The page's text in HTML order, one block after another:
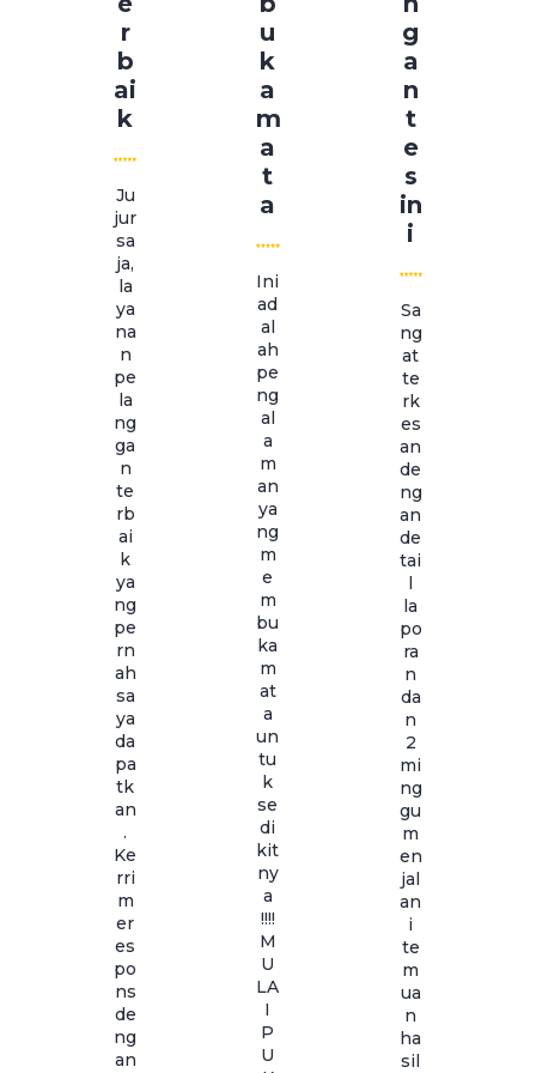
r
b
ai
k
Ju
jur
sa
ja,
la
ya
na
n
pe
la
ng
ga
n
te
rb
ai
k
ya
ng
pe
rn
ah
sa
ya
da
pa
tk
an
.
Ke
rri
m
er
es
po
ns
de
ng
an
u
k
a
m
a
t
a
Ini
ad
al
ah
pe
ng
al
a
m
an
ya
ng
m
e
m
bu
ka
m
at
a
un
tu
k
se
di
kit
ny
a
!!!!
M
U
LA
I
P
U
g
a
n
t
e
s
in
i
Sa
ng
at
te
rk
es
an
de
ng
an
de
tai
l
la
po
ra
n
da
n
2
mi
ng
gu
m
en
jal
an
i
te
m
ua
n
ha
sil